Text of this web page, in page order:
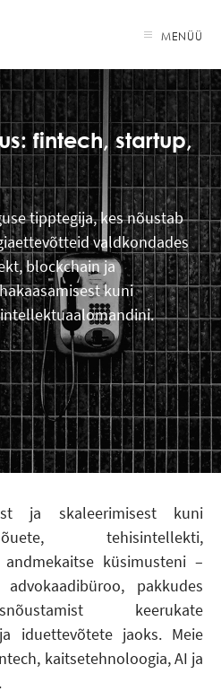
MENÜÜ
fintech, startup,
tipptegija, kes nõustab
valdkondades
blockchain ja
kuni
ja skaleerimisest kuni
tehisintellekti,
küsimusteni –
pakkudes
keerukate
iduettevõtete jaoks. Meie
kaitsetehnoloogia, AI ja